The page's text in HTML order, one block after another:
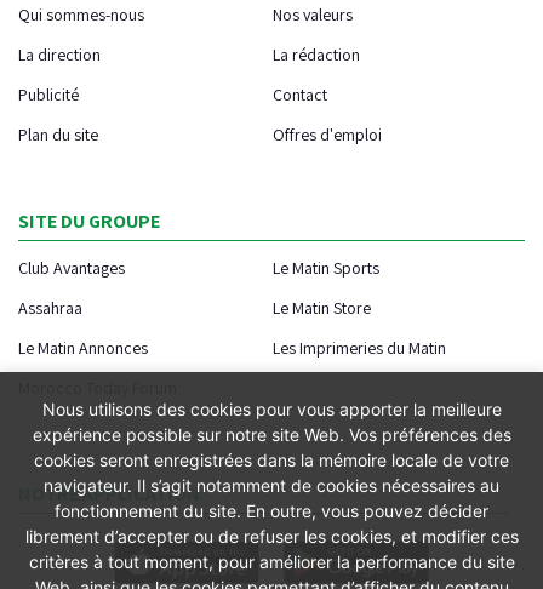
Qui sommes-nous
Nos valeurs
La direction
La rédaction
Publicité
Contact
Plan du site
Offres d'emploi
SITE DU GROUPE
Club Avantages
Le Matin Sports
Assahraa
Le Matin Store
Le Matin Annonces
Les Imprimeries du Matin
NOTRE APPLICATION
Nous utilisons des cookies pour vous apporter la meilleure
expérience possible sur notre site Web. Vos préférences des
cookies seront enregistrées dans la mémoire locale de votre
navigateur. Il s’agit notamment de cookies nécessaires au
fonctionnement du site. En outre, vous pouvez décider
librement d’accepter ou de refuser les cookies, et modifier ces
critères à tout moment, pour améliorer la performance du site